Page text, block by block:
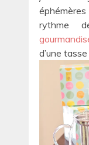
rythme
d’une